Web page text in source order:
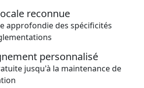
reconnue
approfondie des spécificités
personnalisé
jusqu'à la maintenance de